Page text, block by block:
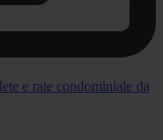
e rate condominiale da